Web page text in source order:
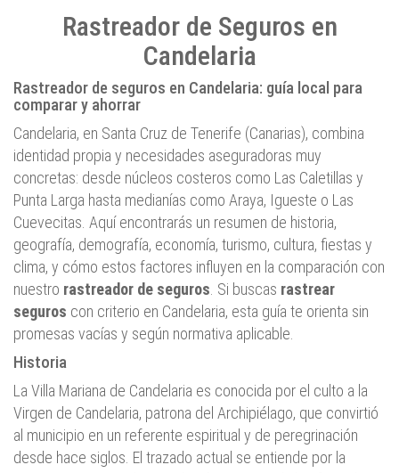
Rastreador de Seguros en
Candelaria
Rastreador de seguros en Candelaria: guía local para
comparar y ahorrar
Candelaria, en Santa Cruz de Tenerife (Canarias), combina
identidad propia y necesidades aseguradoras muy
concretas: desde núcleos costeros como Las Caletillas y
Punta Larga hasta medianías como Araya, Igueste o Las
Cuevecitas. Aquí encontrarás un resumen de historia,
geografía, demografía, economía, turismo, cultura, fiestas y
clima, y cómo estos factores influyen en la comparación con
nuestro rastreador de seguros. Si buscas rastrear
seguros con criterio en Candelaria, esta guía te orienta sin
promesas vacías y según normativa aplicable.
Historia
La Villa Mariana de Candelaria es conocida por el culto a la
Virgen de Candelaria, patrona del Archipiélago, que convirtió
al municipio en un referente espiritual y de peregrinación
desde hace siglos. El trazado actual se entiende por la